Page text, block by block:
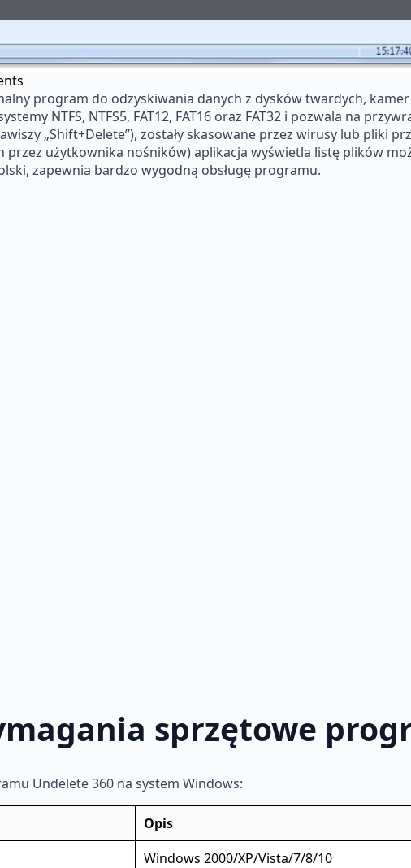
program do odzyskiwania danych z dysków twardych,
NTFS, NTFS5, FAT12, FAT16 oraz FAT32 i pozwala na
„Shift+Delete”), zostały skasowane przez wirusy lub pliki
użytkownika nośników) aplikacja wyświetla listę plików
zapewnia bardzo wygodną obsługę programu.
sprzętowe
Undelete 360 na system Windows:
Opis
Windows 2000/XP/Vista/7/8/10